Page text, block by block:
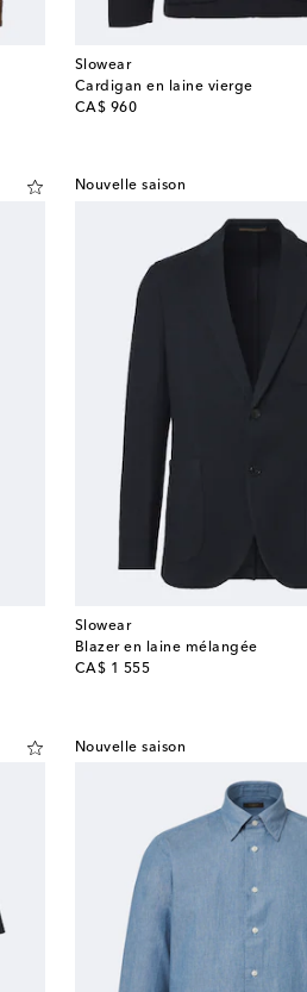
Slowear
Cardigan en laine vierge
CA$ 960
original price
Nouvelle saison
Slowear
Blazer en laine mélangée
CA$ 1 555
original price
Nouvelle saison